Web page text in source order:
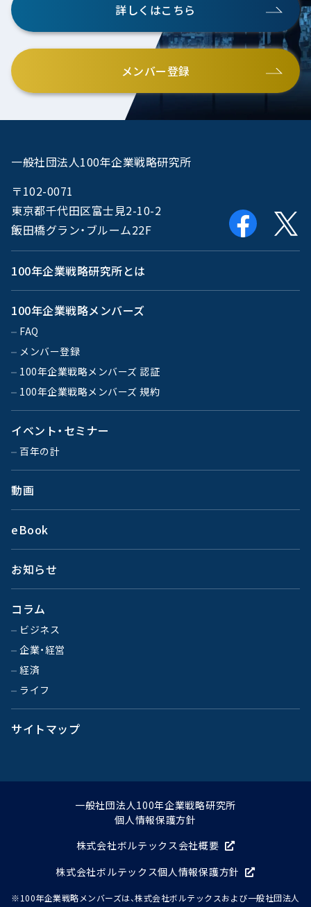
詳しくはこちら
メンバー登録
一般社団法人100年企業戦略研究所
〒102-0071
東京都千代田区富士見2-10-2
飯田橋グラン・ブルーム22F
100年企業戦略研究所とは
100年企業戦略メンバーズ
FAQ
メンバー登録
100年企業戦略メンバーズ 認証
100年企業戦略メンバーズ 規約
イベント・セミナー
百年の計
動画
eBook
お知らせ
コラム
ビジネス
企業・経営
経済
ライフ
サイトマップ
一般社団法人100年企業戦略研究所
個人情報保護方針
株式会社ボルテックス会社概要
株式会社ボルテックス個人情報保護方針
※100年企業戦略メンバーズは、株式会社ボルテックスおよび一般社団法人